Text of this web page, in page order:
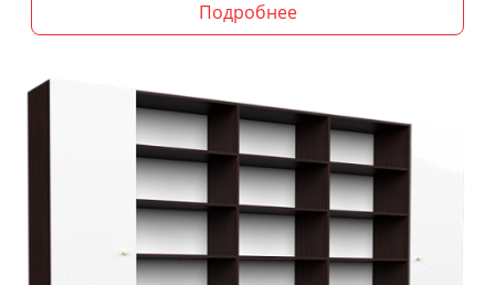
Подробнее